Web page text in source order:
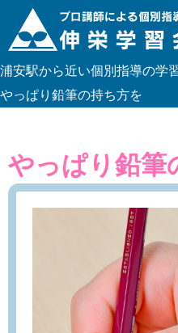
Skip
to
content
浦安駅から近い個別指導の学
やっぱり鉛筆の持ち方を
やっぱり鉛筆